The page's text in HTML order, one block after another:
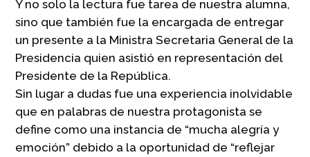
Y no solo la lectura fue tarea de nuestra alumna,
sino que también fue la encargada de entregar
un presente a la Ministra Secretaria General de la
Presidencia quien asistió en representación del
Presidente de la República.
Sin lugar a dudas fue una experiencia inolvidable
que en palabras de nuestra protagonista se
define como una instancia de “mucha alegría y
emoción” debido a la oportunidad de “reflejar